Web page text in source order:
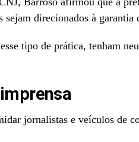
direcionados à garantia
tipo de prática, tenham
jornalistas e veículos de